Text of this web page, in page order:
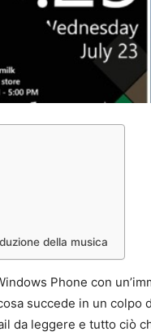
della musica
Phone con
succede in un colpo
da leggere e tutto ciò